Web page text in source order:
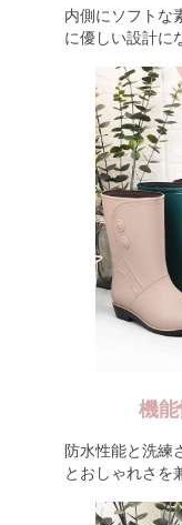
内側にソフトな
に優しい設計に
機
防水性能と洗練
とおしゃれさを